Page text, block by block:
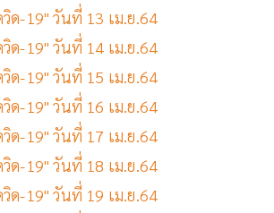
วิด-19" วันที่ 13 เม.ย.64
วิด-19" วันที่ 14 เม.ย.64
วิด-19" วันที่ 15 เม.ย.64
วิด-19" วันที่ 16 เม.ย.64
วิด-19" วันที่ 17 เม.ย.64
วิด-19" วันที่ 18 เม.ย.64
วิด-19" วันที่ 19 เม.ย.64